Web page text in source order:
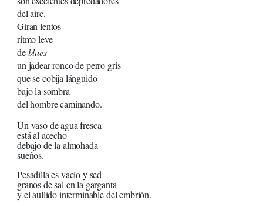
del aire.
Giran lentos
ritmo leve
deblues
un jadear ronco de perro gris
que se cobija lánguido
bajo la sombra
del hombre caminando.
Un vaso de agua fresca
está al acecho
debajo de la almohada
sueños.
Pesadilla es vacío y sed
granos de sal en la garganta
y el aullido interminable del embrión.